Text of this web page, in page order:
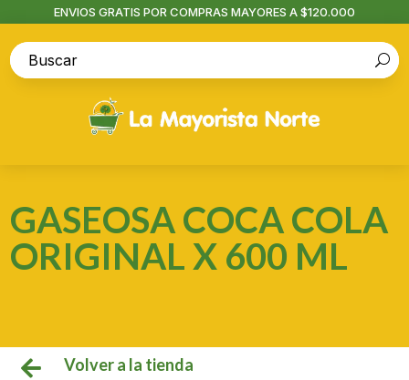
ENVIOS GRATIS POR COMPRAS MAYORES A $120.000
GASEOSA COCA COLA
ORIGINAL X 600 ML
 Volver a la tienda